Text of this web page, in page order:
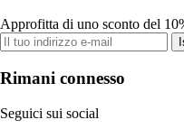
Approfitta di uno sconto del
Rimani connesso
Seguici sui social